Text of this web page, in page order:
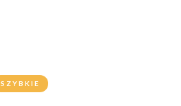
SZYBKIE